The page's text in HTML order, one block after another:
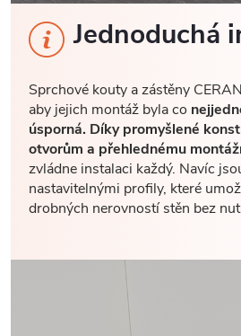
Jednoduchá
Sprchové kouty a zástěny
aby jejich montáž byla co
úsporná. Díky promyšlené
otvorům a přehlednému
zvládne instalaci každý. Navíc
nastavitelnými profily, které
drobných nerovností stěn bez